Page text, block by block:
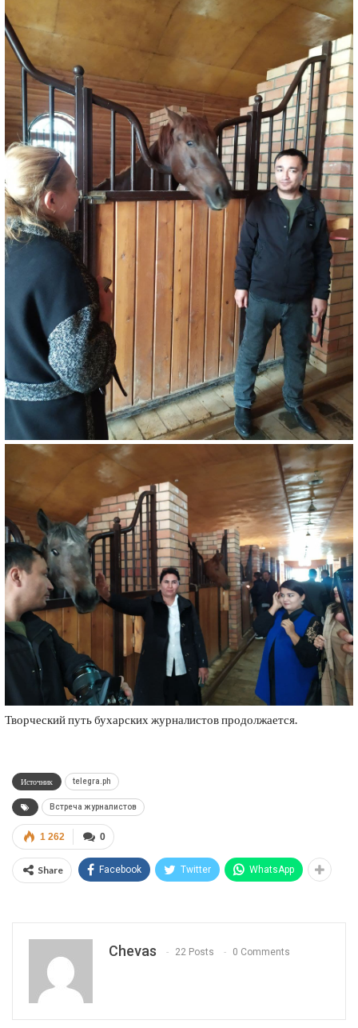
Творческий путь бухарских журналистов продолжается.
Источник telegra.ph
Встреча журналистов
0
1 262
Share Facebook Twitter WhatsApp
Chevas 22 Posts 0 Comments